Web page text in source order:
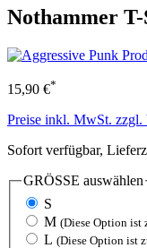
Nothammer
15,90 €*
Preise inkl. MwSt. zzgl.
Sofort verfügbar,
GRÖSSE auswählen
S
M (Diese Option ist
L (Diese Option ist